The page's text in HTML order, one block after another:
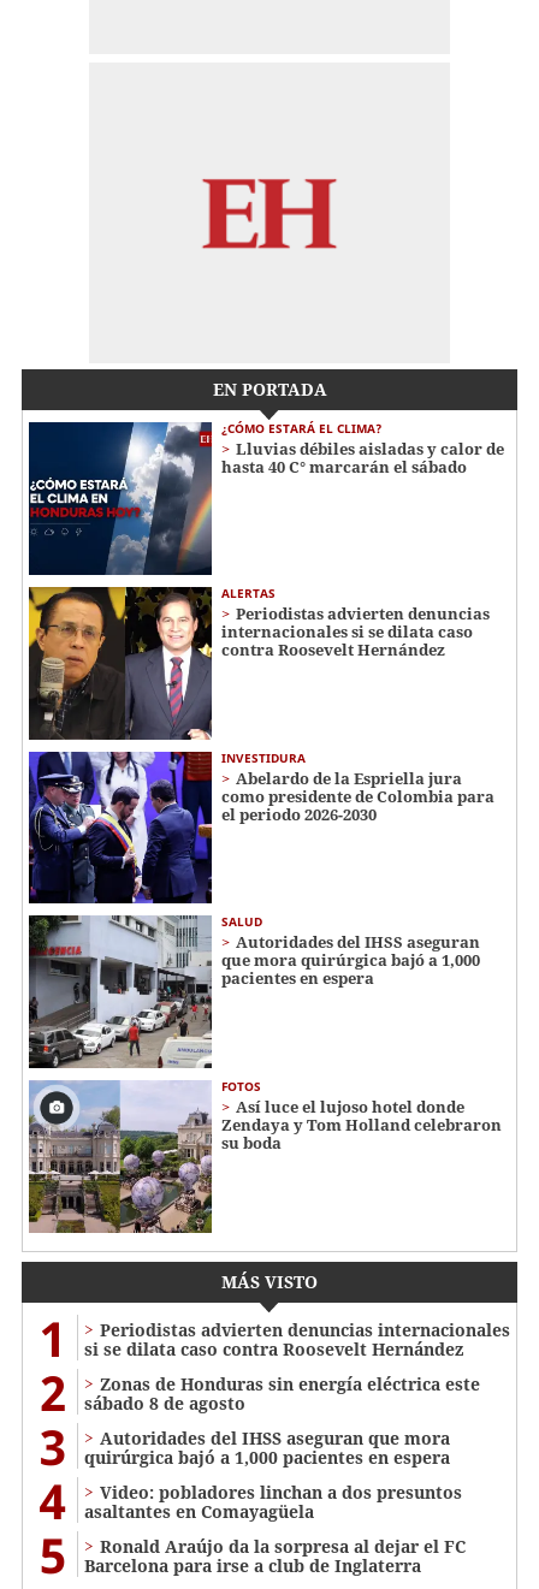
EN PORTADA
¿CÓMO ESTARÁ EL CLIMA?
Lluvias débiles aisladas y calor de
hasta 40 C° marcarán el sábado
ALERTAS
Periodistas advierten denuncias
internacionales si se dilata caso
contra Roosevelt Hernández
INVESTIDURA
Abelardo de la Espriella jura
como presidente de Colombia para
el periodo 2026-2030
SALUD
Autoridades del IHSS aseguran
que mora quirúrgica bajó a 1,000
pacientes en espera
FOTOS
Así luce el lujoso hotel donde
Zendaya y Tom Holland celebraron
su boda
MÁS VISTO
1
Periodistas advierten denuncias internacionales
si se dilata caso contra Roosevelt Hernández
2
Zonas de Honduras sin energía eléctrica este
sábado 8 de agosto
3
Autoridades del IHSS aseguran que mora
quirúrgica bajó a 1,000 pacientes en espera
4
Video: pobladores linchan a dos presuntos
asaltantes en Comayagüela
5
Ronald Araújo da la sorpresa al dejar el FC
Barcelona para irse a club de Inglaterra